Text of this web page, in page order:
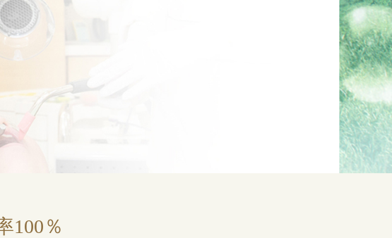
100％